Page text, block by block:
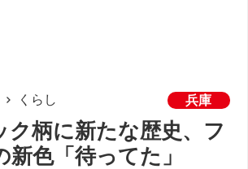
くらし 兵庫
ク柄に新たな歴史、フ
新色「待ってた」